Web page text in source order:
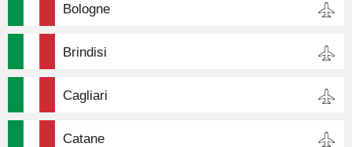
Bologne
Brindisi
Cagliari
Catane